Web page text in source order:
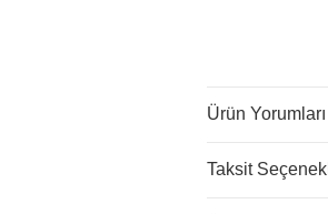
Ürün Yorumları
Taksit